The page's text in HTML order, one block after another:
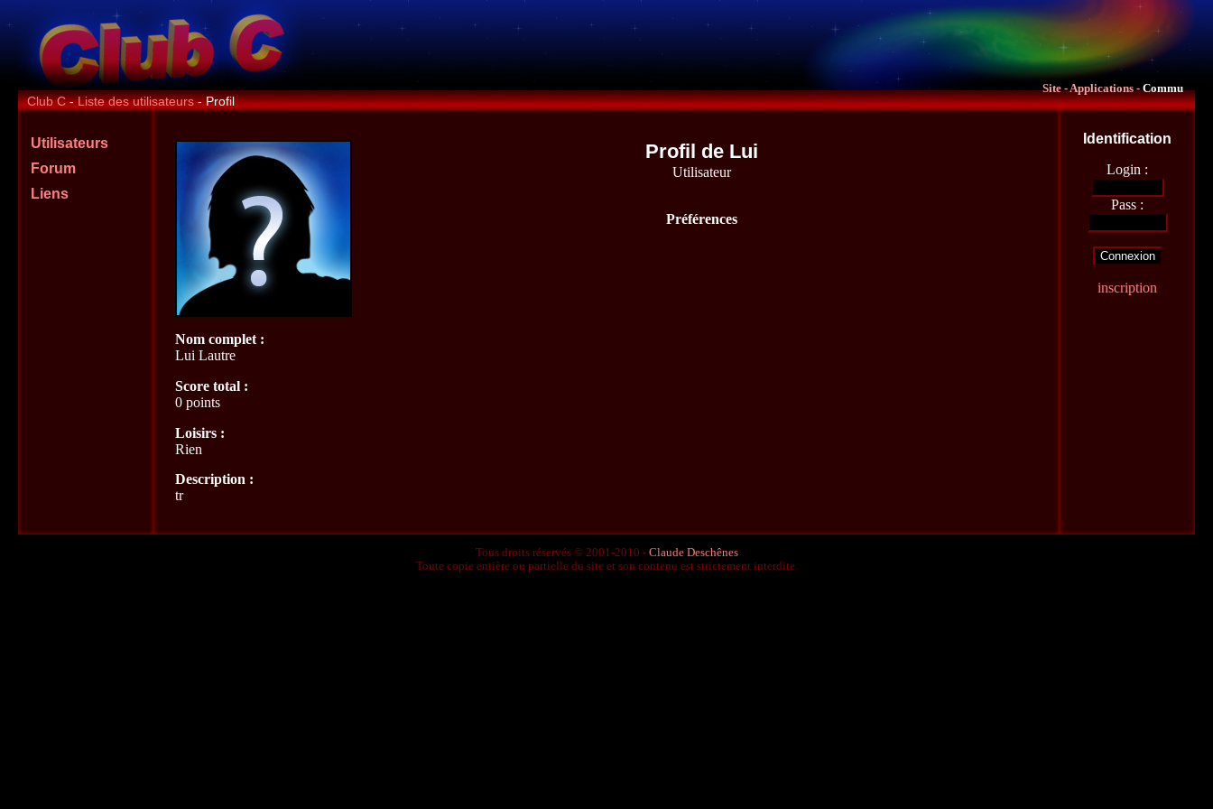
Club C-Liste des utilisateurs- Profil
Site-Applications-Commu
Utilisateurs
Forum
Liens
Nom complet :
Lui Lautre
Score total :
0 points
Loisirs :
Rien
Profil de Lui
Utilisateur
Préférences
Description :
tr
Identification
Login :
Pass :
inscription
Tous droits réservés © 2001-2010 - Claude Deschênes
Toute copie entière ou partielle du site et son contenu est strictement interdite.